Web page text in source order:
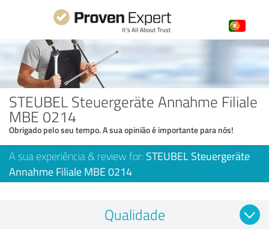
STEUBEL Steuergeräte Annahme Filiale
MBE 0214
Obrigado pelo seu tempo. A sua opinião é importante para nós!
A sua experiência & review for: STEUBEL Steuergeräte
Annahme Filiale MBE 0214
Qualidade